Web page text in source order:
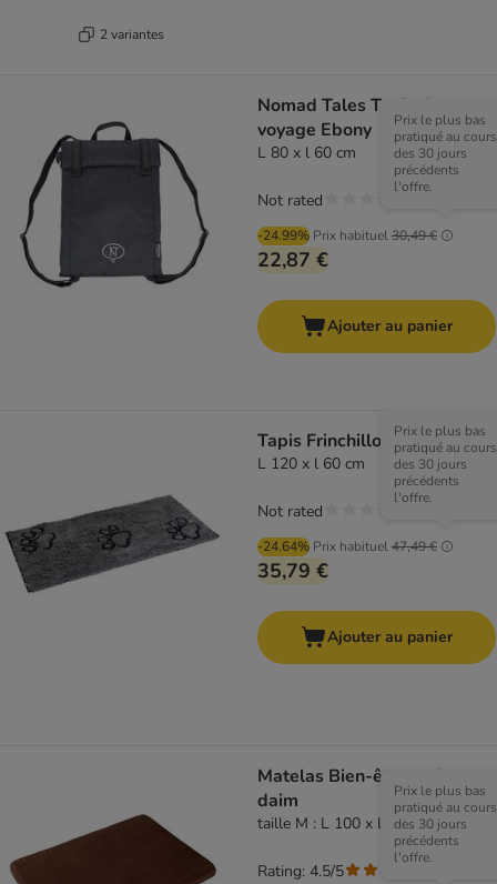
2 variantes
Nomad Tales Tapis de
voyage Ebony
L 80 x l 60 cm
-24.99% Prix habituel30,49 €
Prix le plus bas
pratiqué au cours
des 30 jours
précédents
l'offre.
22,87 €
Not rated
Ajouter au panier
Tapis Frinchillo, gris
L 120 x l 60 cm
-24.64% Prix habituel47,49 €
Prix le plus bas
pratiqué au cours
des 30 jours
précédents
l'offre.
35,79 €
Not rated
Ajouter au panier
Matelas Bien-être en faux
daim
taille M : L 100 x l 70 x H 6 cm
Prix le plus bas
pratiqué au cours
des 30 jours
précédents
l'offre.
Rating: 4.5/5